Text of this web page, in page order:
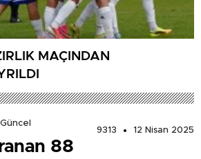
MAÇINDAN
Güncel
9313
12 Nisan 2025
88